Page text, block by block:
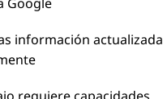
información actualizada
requiere capacidades